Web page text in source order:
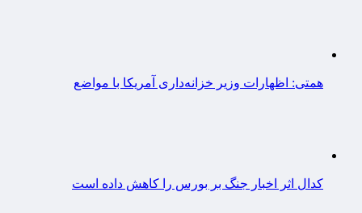
همتی: اظهارات وزیر خزانه‌داری آمریکا با مواضع
کدال اثر اخبار جنگ بر بورس را کاهش داده است